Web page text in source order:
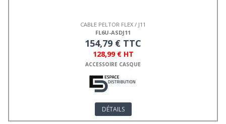
CABLE PELTOR FLEX / J11
FL6U-ASDJ11
154,79 € TTC
128,99 € HT
ACCESSOIRE CASQUE
DÉTAILS